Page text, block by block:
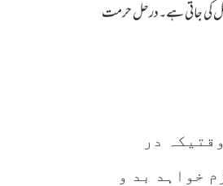
نقل کی جاتی ہے۔درحل حرمت
در
خواہد بد و